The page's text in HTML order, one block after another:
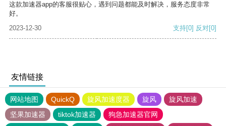
这款加速器app的客服很贴心，遇到问题都能及时解决，服务态度非常
好。
2023-12-30
支持[0] 反对[0]
友情链接
网站地图 QuickQ 旋风加速度器 旋风
旋风加速
坚果加速器
tiktok加速器
狗急加速器官网